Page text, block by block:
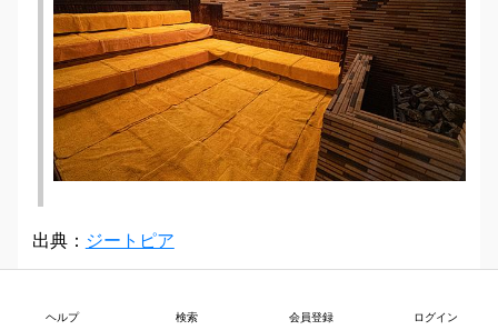
ヘルプ 検索 会員登録 ログイン
出典： ジートピア